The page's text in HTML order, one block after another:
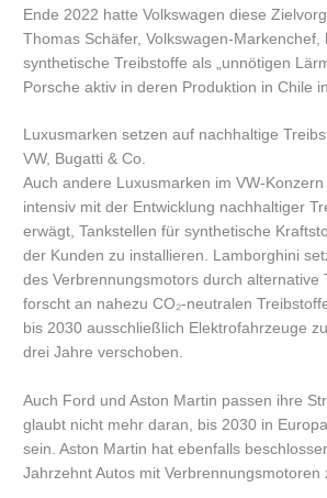
Ende 2022 hatte Volkswagen diese
Thomas Schäfer, Volkswagen-
synthetische Treibstoffe als „unnötigen
Porsche aktiv in deren Produktion in Chile
Luxusmarken setzen auf nachhaltige
VW, Bugatti & Co.
Auch andere Luxusmarken im VW-
intensiv mit der Entwicklung nachhaltiger
erwägt, Tankstellen für synthetische
der Kunden zu installieren. Lamborghini
des Verbrennungsmotors durch alternative
forscht an nahezu CO₂-neutralen
bis 2030 ausschließlich Elektrofahrzeuge
drei Jahre verschoben.
Auch Ford und Aston Martin passen ihre
glaubt nicht mehr daran, bis 2030 in
sein. Aston Martin hat ebenfalls
Jahrzehnt Autos mit Verbrennungsmotoren